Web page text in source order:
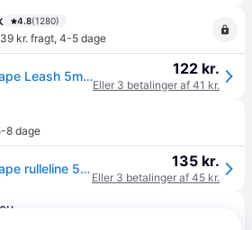
4.8(1280)
39 kr. fragt, 4-5 dage
Flexi New Comfort S Tape Leash 5m 15kg Black 122 kr.
Eller 3 betalinger af 41 kr.
8 dage
Flexi New Comfort S Tape rulleline 5 meter Sort 135 kr.
Eller 3 betalinger af 45 kr.